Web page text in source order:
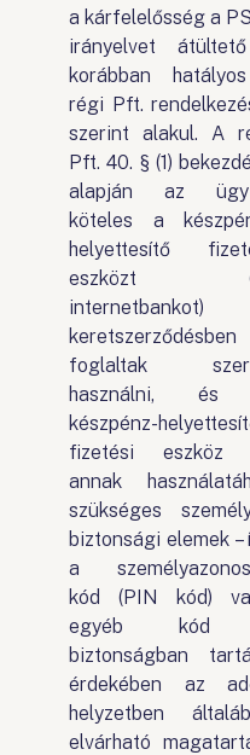
a kárfelelősség a
irányelvet
korábban
régi Pft.
szerint alakul. A
Pft. 40. § (1)
alapján az
köteles a
helyettesítő
eszközt
keretszerződésben
foglaltak
használni,
készpénz-
fizetési eszköz
annak
szükséges
biztonsági elemek –
a
kód (PIN kód)
egyéb kód
biztonságban
érdekében az
helyzetben
elvárható